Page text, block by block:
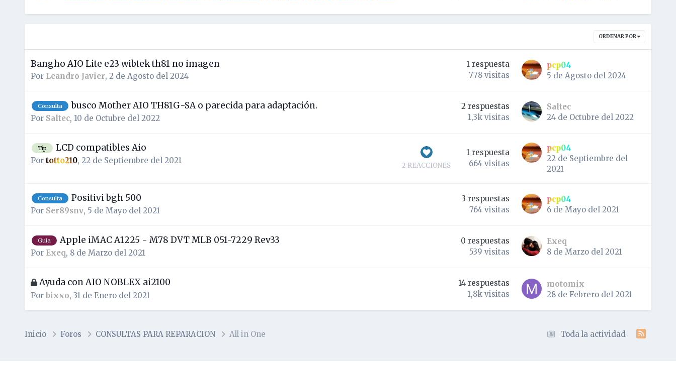
ORDENAR POR
Bangho AIO Lite e23 wibtek th81 no imagen
Por Leandro Javier, 2 de Agosto del 2024
1 respuesta
778 visitas
pcp04
5 de Agosto del 2024
Consulta busco Mother AIO TH81G-SA o parecida para adaptación.
Por Saltec, 10 de Octubre del 2022
2 respuestas
1,3k visitas
Saltec
24 de Octubre del 2022
Tip LCD compatibles Aio
Por totto210, 22 de Septiembre del 2021
2 REACCIONES
1 respuesta
664 visitas
pcp04
22 de Septiembre del
2021
Consulta Positivi bgh 500
Por Ser89snv, 5 de Mayo del 2021
3 respuestas
764 visitas
pcp04
6 de Mayo del 2021
Guia Apple iMAC A1225 - M78 DVT MLB 051-7229 Rev33
Por Exeq, 8 de Marzo del 2021
0 respuestas
539 visitas
Exeq
8 de Marzo del 2021
Ayuda con AIO NOBLEX ai2100
Por bixxo, 31 de Enero del 2021
14 respuestas
1,8k visitas
motomix
28 de Febrero del 2021
Toda la actividad
Inicio Foros CONSULTAS PARA REPARACION All in One